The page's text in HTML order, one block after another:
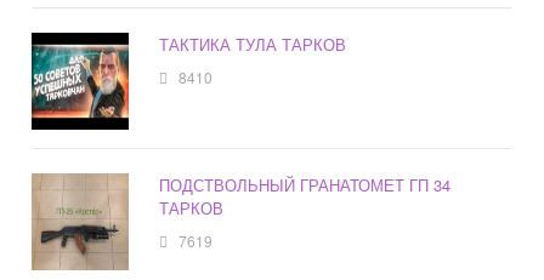
ТАКТИКА ТУЛА ТАРКОВ
8410
ПОДСТВОЛЬНЫЙ ГРАНАТОМЕТ ГП 34
ТАРКОВ
7619